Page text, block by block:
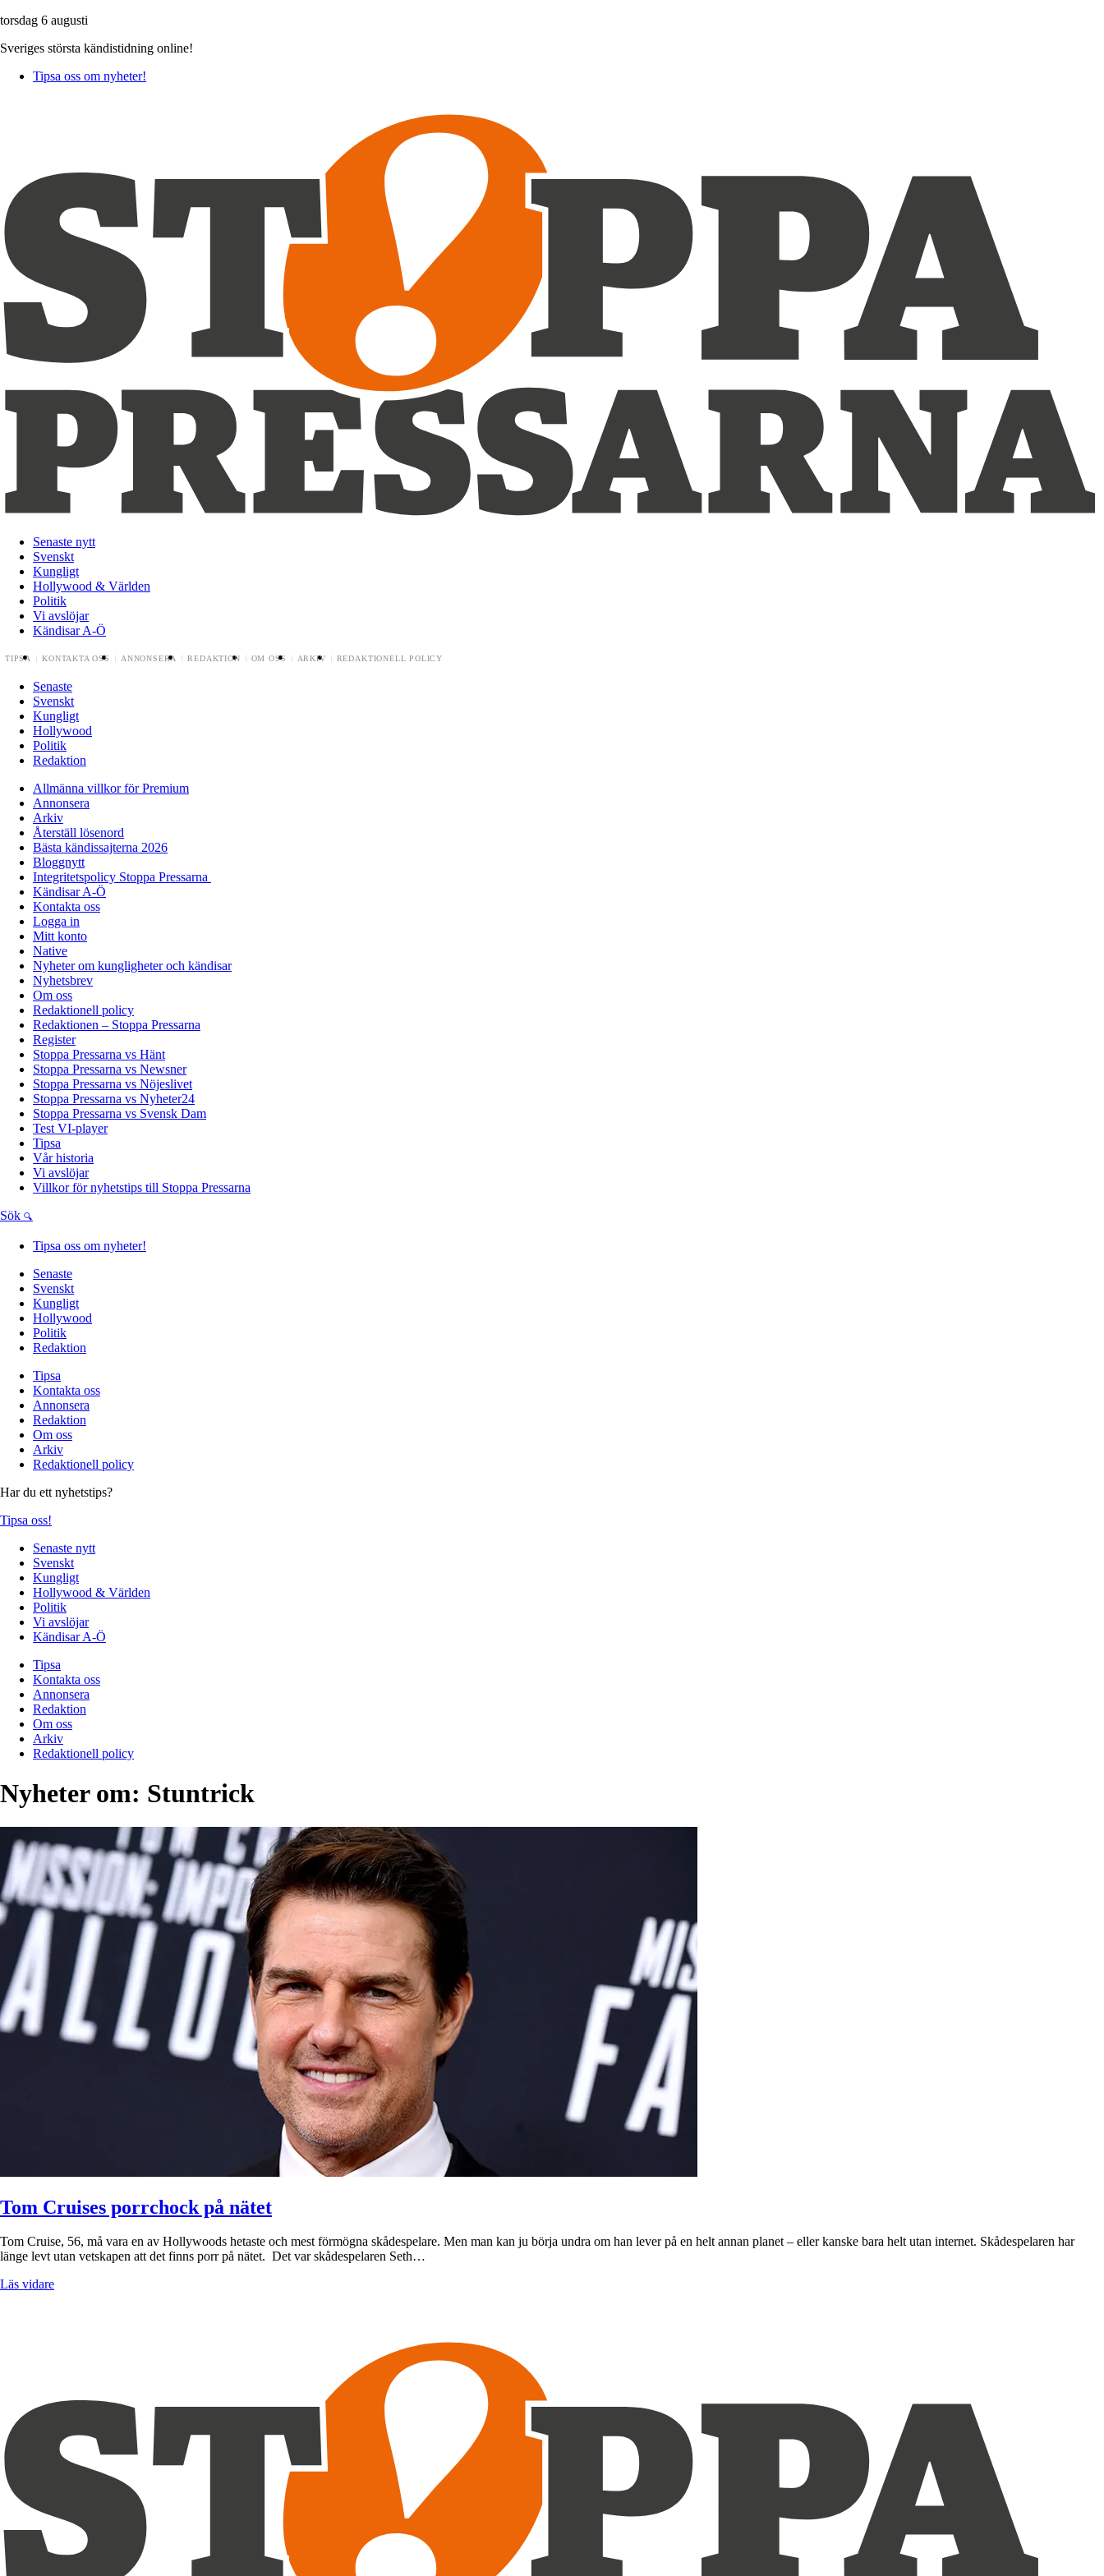
torsdag 6 augusti
Sveriges största kändistidning online!
Tipsa oss om nyheter!
Senaste nytt
Svenskt
Kungligt
Hollywood & Världen
Politik
Vi avslöjar
Kändisar A-Ö
TIPSA KONTAKTA OSS ANNONSERA REDAKTION OM OSS ARKIV REDAKTIONELL POLICY
Senaste
Svenskt
Kungligt
Hollywood
Politik
Redaktion
Allmänna villkor för Premium
Annonsera
Arkiv
Återställ lösenord
Bästa kändissajterna 2026
Bloggnytt
Integritetspolicy Stoppa Pressarna
Kändisar A-Ö
Kontakta oss
Logga in
Mitt konto
Native
Nyheter om kungligheter och kändisar
Nyhetsbrev
Om oss
Redaktionell policy
Redaktionen – Stoppa Pressarna
Register
Stoppa Pressarna vs Hänt
Stoppa Pressarna vs Newsner
Stoppa Pressarna vs Nöjeslivet
Stoppa Pressarna vs Nyheter24
Stoppa Pressarna vs Svensk Dam
Test VI-player
Tipsa
Vår historia
Vi avslöjar
Villkor för nyhetstips till Stoppa Pressarna
Sök
Tipsa oss om nyheter!
Senaste
Svenskt
Kungligt
Hollywood
Politik
Redaktion
Tipsa
Kontakta oss
Annonsera
Redaktion
Om oss
Arkiv
Redaktionell policy
Har du ett nyhetstips?
Tipsa oss!
Senaste nytt
Svenskt
Kungligt
Hollywood & Världen
Politik
Vi avslöjar
Kändisar A-Ö
Tipsa
Kontakta oss
Annonsera
Redaktion
Om oss
Arkiv
Redaktionell policy
Nyheter om: Stuntrick
Tom Cruises porrchock på nätet
Tom Cruise, 56, må vara en av Hollywoods hetaste och mest förmögna skådespelare. Men man kan ju börja undra om han lever på en helt annan planet – eller kanske bara helt utan internet. Skådespelaren har
länge levt utan vetskapen att det finns porr på nätet. Det var skådespelaren Seth…
Läs vidare